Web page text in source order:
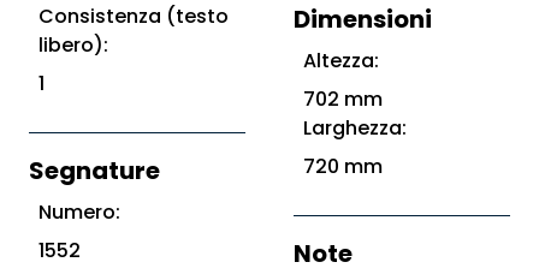
Consistenza (testo
libero):
1
Segnature
Numero:
1552
Dimensioni
Altezza:
702 mm
Larghezza:
720 mm
Note